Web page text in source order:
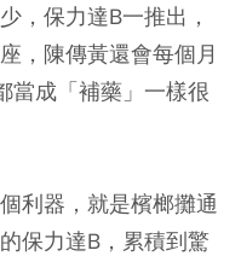
，保力達B一推出，
，陳傳黃還會每個月
當成「補藥」一樣很
利器，就是檳榔攤通
保力達B，累積到驚